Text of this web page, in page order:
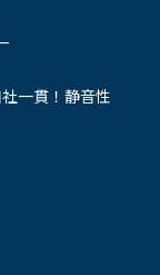
一貫！静音性